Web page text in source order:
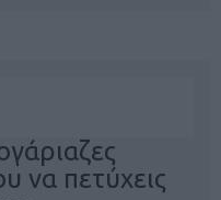
να πετύχεις